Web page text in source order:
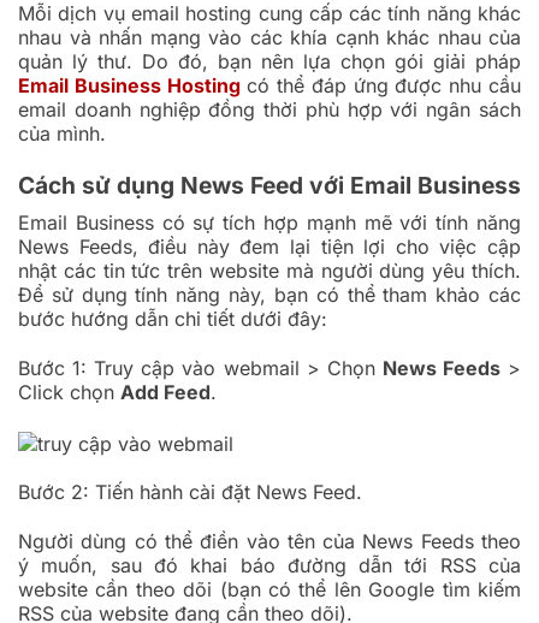
Mỗi dịch vụ email hosting cung cấp các tính năng khác
nhau và nhấn mạng vào các khía cạnh khác nhau của
quản lý thư. Do đó, bạn nên lựa chọn gói giải pháp
Email Business Hostingcó thể đáp ứng được nhu cầu
email doanh nghiệp đồng thời phù hợp với ngân sách
của mình.
Cách sử dụng News Feed với Email Business
Email Business có sự tích hợp mạnh mẽ với tính năng
News Feeds, điều này đem lại tiện lợi cho việc cập
nhật các tin tức trên website mà người dùng yêu thích.
Để sử dụng tính năng này, bạn có thể tham khảo các
bước hướng dẫn chi tiết dưới đây:
Bước 1: Truy cập vào webmail > Chọn News Feeds>
Click chọn Add Feed.
Bước 2: Tiến hành cài đặt News Feed.
Người dùng có thể điền vào tên của News Feeds theo
ý muốn, sau đó khai báo đường dẫn tới RSS của
website cần theo dõi (bạn có thể lên Google tìm kiếm
RSS của website đang cần theo dõi).